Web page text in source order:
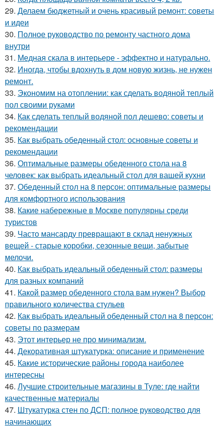
29. Делаем бюджетный и очень красивый ремонт: советы
и идеи
30. Полное руководство по ремонту частного дома
внутри
31. Медная скала в интерьере - эффектно и натурально.
32. Иногда, чтобы вдохнуть в дом новую жизнь, не нужен
ремонт.
33. Экономим на отоплении: как сделать водяной теплый
пол своими руками
34. Как сделать теплый водяной пол дешево: советы и
рекомендации
35. Как выбрать обеденный стол: основные советы и
рекомендации
36. Оптимальные размеры обеденного стола на 8
человек: как выбрать идеальный стол для вашей кухни
37. Обеденный стол на 8 персон: оптимальные размеры
для комфортного использования
38. Какие набережные в Москве популярны среди
туристов
39. Часто мансарду превращают в склад ненужных
вещей - старые коробки, сезонные вещи, забытые
мелочи.
40. Как выбрать идеальный обеденный стол: размеры
для разных компаний
41. Какой размер обеденного стола вам нужен? Выбор
правильного количества стульев
42. Как выбрать идеальный обеденный стол на 8 персон:
советы по размерам
43. Этот интерьер не про минимализм.
44. Декоративная штукатурка: описание и применение
45. Какие исторические районы города наиболее
интересны
46. Лучшие строительные магазины в Туле: где найти
качественные материалы
47. Штукатурка стен по ДСП: полное руководство для
начинающих